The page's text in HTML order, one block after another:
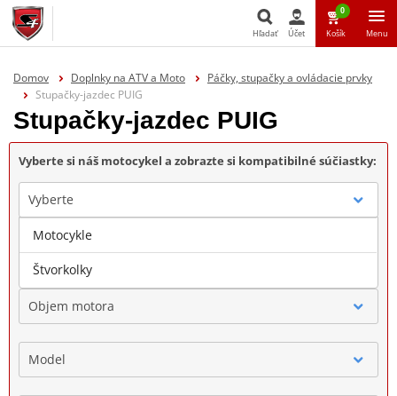
Hľadať
Hľadať Účet
0
Košík Menu
Domov Doplnky na ATV a Moto
Páčky, stupačky a ovládacie prvky
Stupačky-jazdec PUIG
Stupačky-jazdec PUIG
Vyberte si náš motocykel a zobrazte si kompatibilné súčiastky:
Vyberte
Značka
Objem motora
Model
Motocykle
Štvorkolky